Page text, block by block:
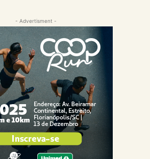
- Advertisment -